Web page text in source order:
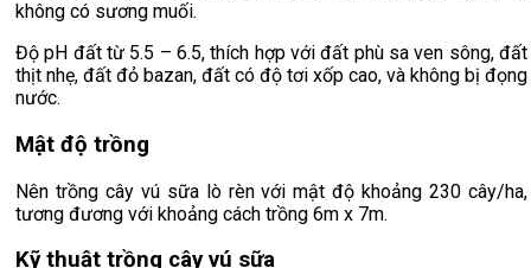
không có sương muối.
Độ pH đất từ 5.5 – 6.5, thích hợp với đất phù sa ven sông, đất
thịt nhẹ, đất đỏ bazan, đất có độ tơi xốp cao, và không bị đọng
nước.
Mật độ trồng
Nên trồng cây vú sữa lò rèn với mật độ khoảng 230 cây/ha,
tương đương với khoảng cách trồng 6m x 7m.
Kỹ thuật trồng cây vú sữa